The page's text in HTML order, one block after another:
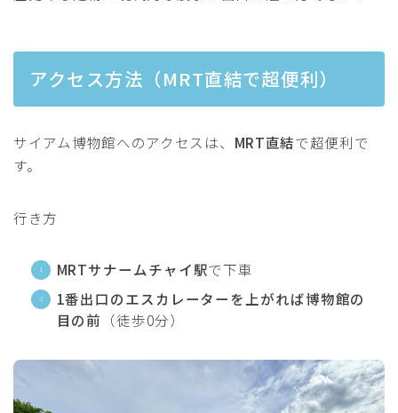
アクセス方法（MRT直結で超便利）
サイアム博物館へのアクセスは、 MRT直結で超便利で
す。
行き方
MRTサナームチャイ駅で下車
1番出口のエスカレーターを上がれば博物館の
目の前 （徒歩0分）